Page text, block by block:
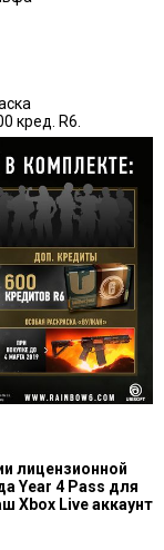
кред. R6.
лицензионной
Year 4 Pass для
Xbox Live аккаунт